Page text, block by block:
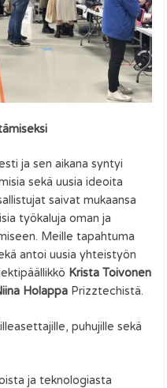
ja sen aikana syntyi
sekä uusia ideoita
saivat mukaansa
työkaluja oman ja
Meille tapahtuma
antoi uusia yhteistyön
Krista Toivonen
Holappa Prizztechistä.
puhujille sekä
ja teknologiasta